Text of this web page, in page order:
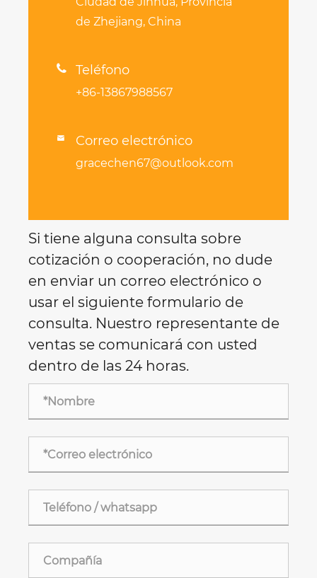
de Zhejiang, China
 Teléfono
+86-13867988567
 Correo electrónico
gracechen67@outlook.com
Si tiene alguna consulta sobre
cotización o cooperación, no dude
en enviar un correo electrónico o
usar el siguiente formulario de
consulta. Nuestro representante de
ventas se comunicará con usted
dentro de las 24 horas.